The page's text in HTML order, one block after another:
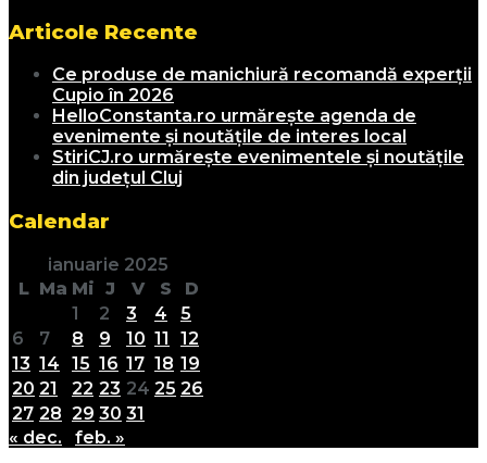
Articole Recente
Ce produse de manichiură recomandă experții
Cupio în 2026
HelloConstanta.ro urmărește agenda de
evenimente și noutățile de interes local
StiriCJ.ro urmărește evenimentele și noutățile
din județul Cluj
Calendar
ianuarie 2025
L Ma Mi J V S
D
1
2 3 4
5
6
7 8 9 10 11
12
13 14 15 16 17 18 19
20 21 22 23 24 25 26
27 28 29 30 31
« dec.
feb. »